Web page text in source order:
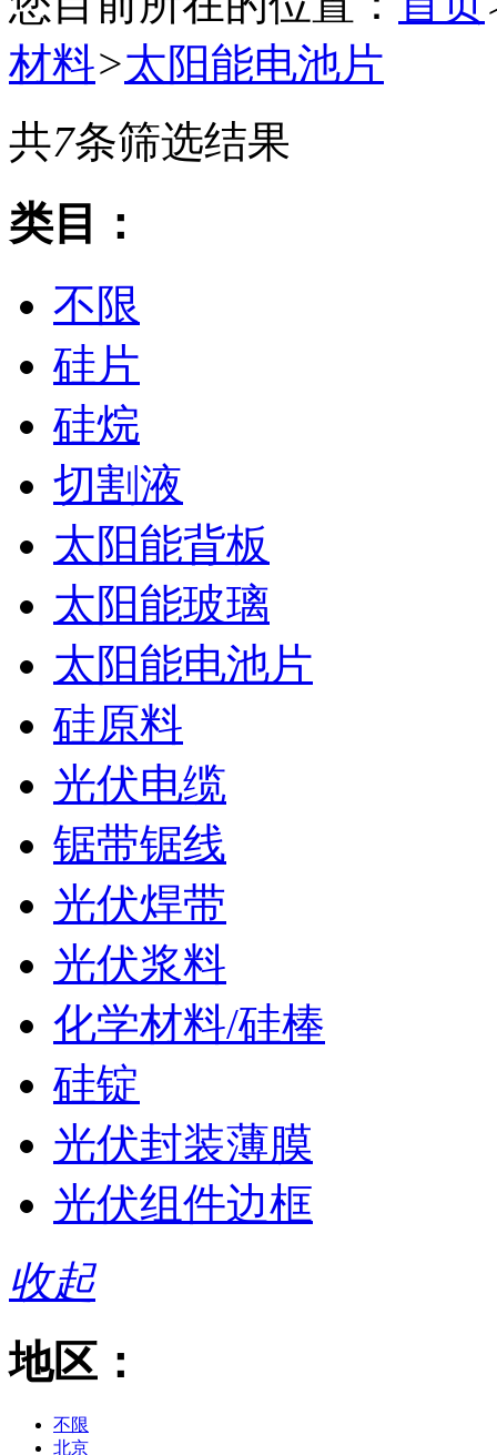
材料>太阳能电池片
共7条筛选结果
类目：
不限
硅片
硅烷
切割液
太阳能背板
太阳能玻璃
太阳能电池片
硅原料
光伏电缆
锯带锯线
光伏焊带
光伏浆料
化学材料/硅棒
硅锭
光伏封装薄膜
光伏组件边框
收起
地区：
不限
北京